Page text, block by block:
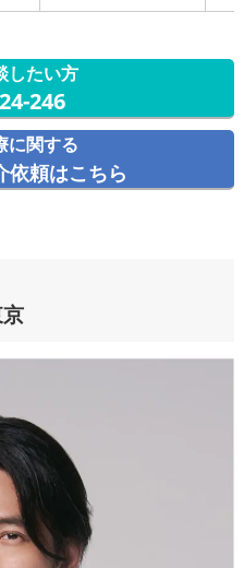
したい方
246
に関する
依頼はこちら